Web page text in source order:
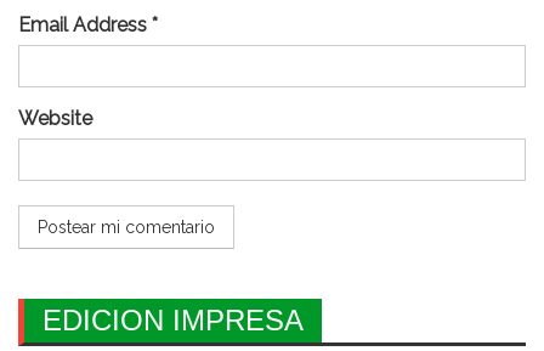
Email Address *
Website
EDICION IMPRESA